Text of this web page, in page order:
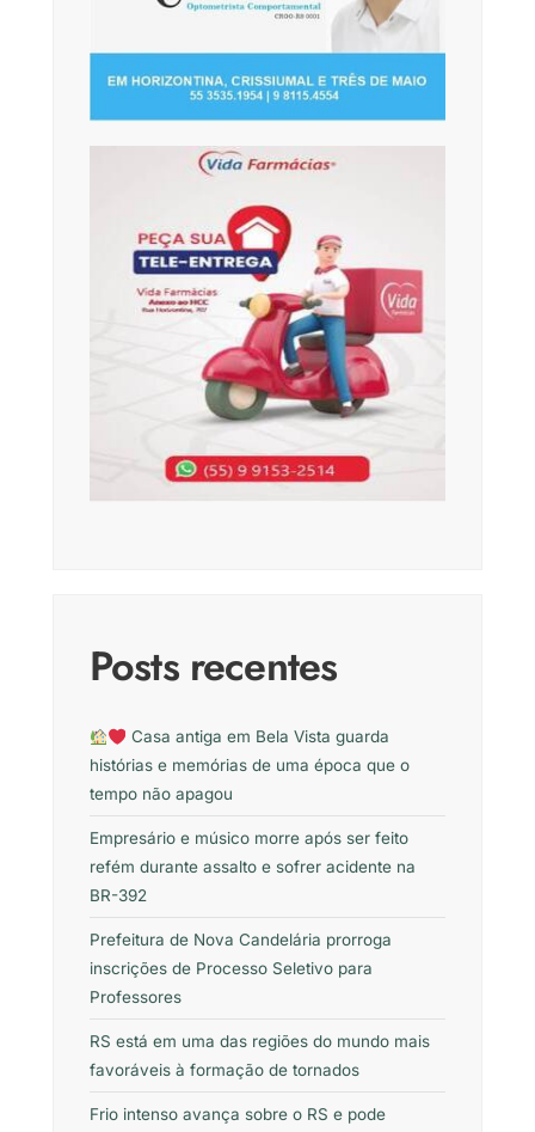
Posts recentes
Casa antiga em Bela Vista guarda
histórias e memórias de uma época que o
tempo não apagou
Empresário e músico morre após ser feito
refém durante assalto e sofrer acidente na
BR-392
Prefeitura de Nova Candelária prorroga
inscrições de Processo Seletivo para
Professores
RS está em uma das regiões do mundo mais
favoráveis à formação de tornados
Frio intenso avança sobre o RS e pode